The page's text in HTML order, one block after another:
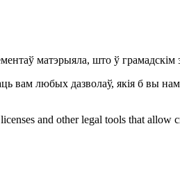
матэрыяла, што ў
вам любых дазволаў, якія б вы
and other legal tools that allow